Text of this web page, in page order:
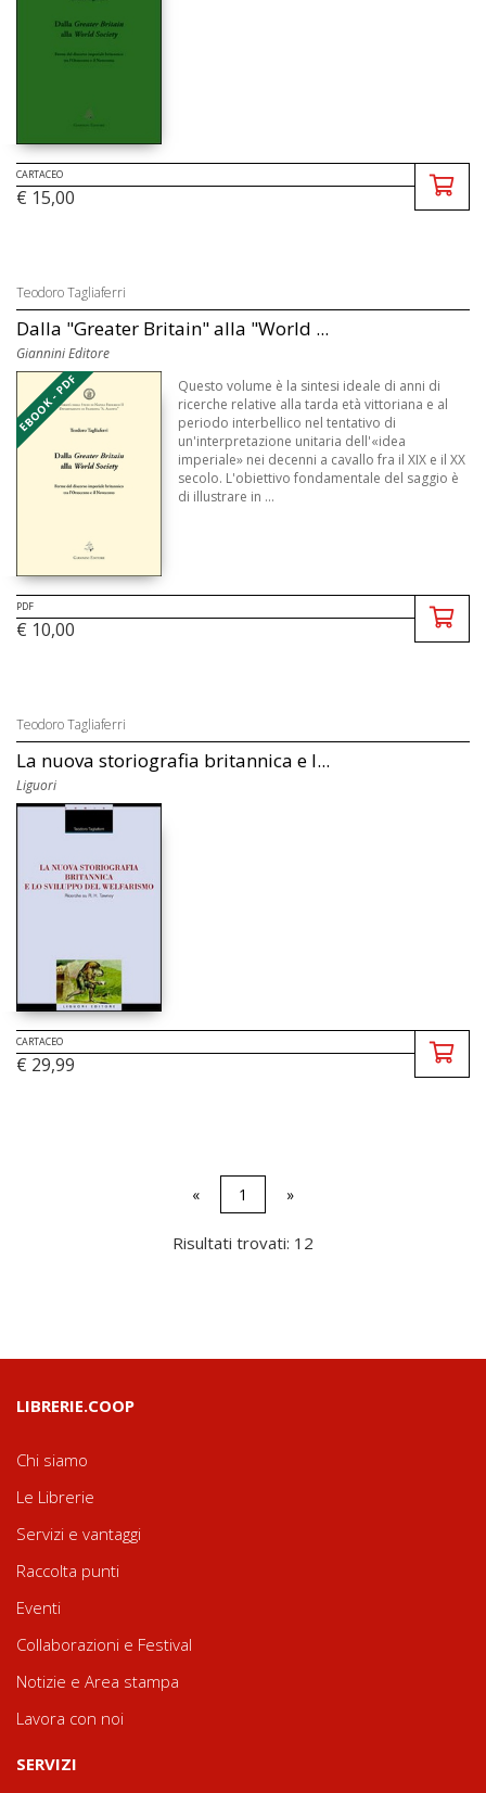
CARTACEO
€ 15,00
Teodoro Tagliaferri
Dalla "Greater Britain" alla "World ...
Giannini Editore
EBOOK - PDF
Questo volume è la sintesi ideale di anni di
ricerche relative alla tarda età vittoriana e al
periodo interbellico nel tentativo di
un'interpretazione unitaria dell'«idea
imperiale» nei decenni a cavallo fra il XIX e il XX
secolo. L'obiettivo fondamentale del saggio è
di illustrare in ...
PDF
€ 10,00
Teodoro Tagliaferri
La nuova storiografia britannica e l...
Liguori
CARTACEO
€ 29,99
« 1 »
Risultati trovati: 12
LIBRERIE.COOP
Chi siamo
Le Librerie
Servizi e vantaggi
Raccolta punti
Eventi
Collaborazioni e Festival
Notizie e Area stampa
Lavora con noi
SERVIZI